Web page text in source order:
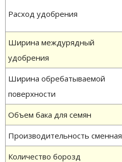
Расход удобрения
Ширина междурядный
удобрения
Ширина обребатываемой
поверхности
Объем бака для семян
Производительность сменная
Количество борозд